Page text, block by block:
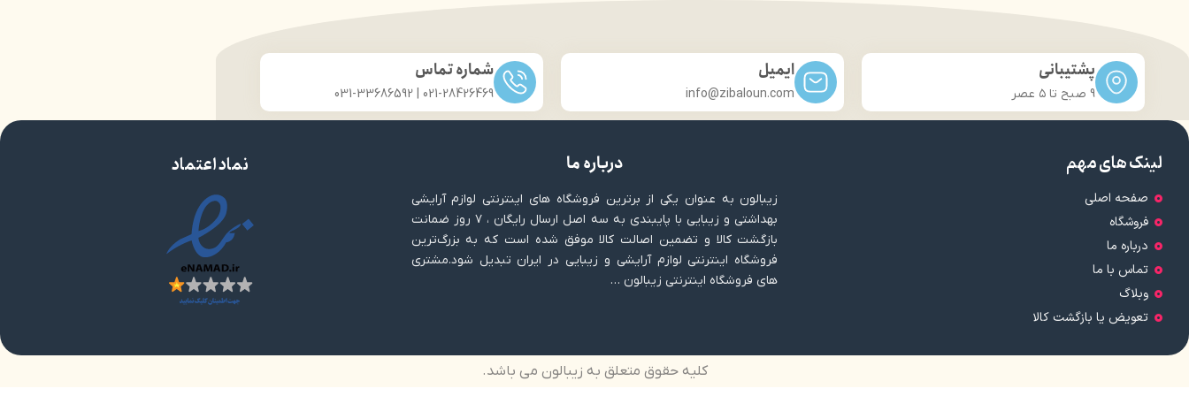
مورد تایید متخصصان پوست
زیبایی و مراقبت از پوست در یک محصول
پشتیبانی
9 صبح تا ۵ عصر
ایمیل
info@zibaloun.com
شماره تماس
021-28426469 | 031-33686592
لینک های مهم
صفحه اصلی
فروشگاه
درباره ما
تماس با ما
وبلاگ
تعویض یا بازگشت کالا
درباره ما
زیبالون به عنوان یکی از برترین فروشگاه های اینترنتی لوازم آرایشی
بهداشتی و زیبایی با پایبندی به سه اصل ارسال رایگان ، ۷ روز ضمانت
بازگشت کالا و تضمین اصالت کالا موفق شده است که به بزرگ‌ترین
فروشگاه اینترنتی لوازم آرایشی و زیبایی در ایران تبدیل شود.مشتری
های فروشگاه اینترنتی زیبالون …
نماد اعتماد
کلیه حقوق متعلق به زیبالون می باشد.